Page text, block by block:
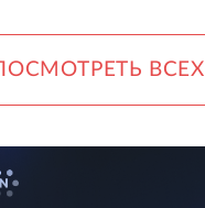
ПОСМОТРЕТЬ ВСЕХ